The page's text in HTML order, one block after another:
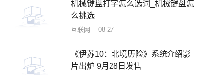
机械键盘打字怎么选词_机械键盘怎
么挑选
互联网 08-27
《伊苏10：北境历险》系统介绍影
片出炉 9月28日发售